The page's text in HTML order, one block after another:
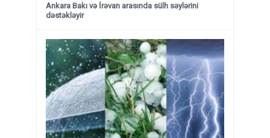
Ankara Bakı və İrəvan arasında sülh səylərini
dəstəkləyir